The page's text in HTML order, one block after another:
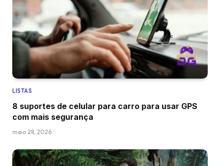
LISTAS
8 suportes de celular para carro para usar GPS
com mais segurança
maio 28, 2026